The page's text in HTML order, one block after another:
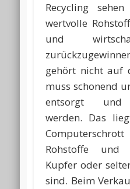
Recycling
wertvolle
und
gehört nicht auf
muss schonend
entsorgt und
werden. Das
Rohstoffe und
Kupfer oder
sind. Beim